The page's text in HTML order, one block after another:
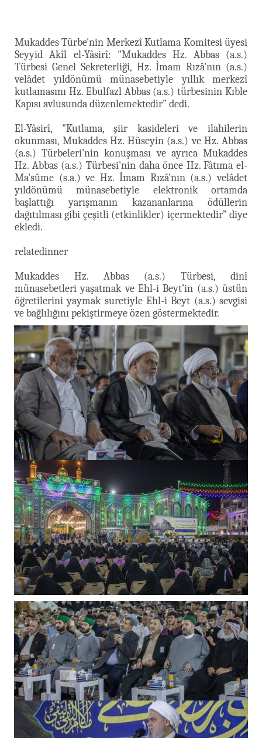
Mukaddes Türbe'nin Merkezî Kutlama Komitesi üyesi
Seyyid Akîl el-Yâsirî: "Mukaddes Hz. Abbas (a.s.)
Türbesi Genel Sekreterliği, Hz. İmam Rızâ'nın (a.s.)
velâdet yıldönümü münasebetiyle yıllık merkezî
kutlamasını Hz. Ebulfazl Abbas (a.s.) türbesinin Kıble
Kapısı avlusunda düzenlemektedir” dedi.
El-Yâsirî, "Kutlama, şiir kasideleri ve ilahilerin
okunması, Mukaddes Hz. Hüseyin (a.s.) ve Hz. Abbas
(a.s.) Türbeleri'nin konuşması ve ayrıca Mukaddes
Hz. Abbas (a.s.) Türbesi'nin daha önce Hz. Fâtıma el-
Ma'sûme (s.a.) ve Hz. İmam Rızâ'nın (a.s.) velâdet
yıldönümü münasebetiyle elektronik ortamda
başlattığı yarışmanın kazananlarına ödüllerin
dağıtılması gibi çeşitli (etkinlikler) içermektedir” diye
ekledi.
relatedinner
Mukaddes Hz. Abbas (a.s.) Türbesi, dinî
münasebetleri yaşatmak ve Ehl-i Beyt’in (a.s.) üstün
öğretilerini yaymak suretiyle Ehl-i Beyt (a.s.) sevgisi
ve bağlılığını pekiştirmeye özen göstermektedir.